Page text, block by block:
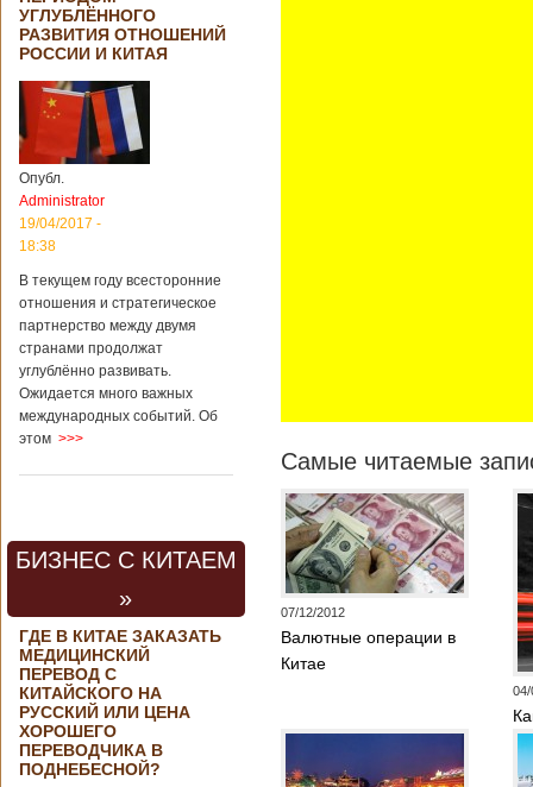
вертолет
В ближайшее
время между
Китаем и Россией
планируется
подписание
контракта на
разработку
вертолета. Такое
заявление сделала
региональной
политике и
международному
сотрудничеству
государственной
корпорации
Кладов
аэрокосмической
выставки Aero
Бангалоре в
Индии. Контракт
между Китаем и
Россией на
разработку,
Подробнее...
Опубликовано
21/02/2019 - 22:26
В Китае найден
древний
УГЛУБЛЁННОГО
РАЗВИТИЯ ОТНОШЕНИЙ
РОССИИ И КИТАЯ
Опубл.
Administrator
19/04/2017 -
18:38
В текущем году всесторонние
отношения и стратегическое
партнерство между двумя
странами продолжат
углублённо развивать.
Ожидается много важных
международных событий. Об
этом >>>
БИЗНЕС С КИТАЕМ
»
ГДЕ В КИТАЕ ЗАКАЗАТЬ
МЕДИЦИНСКИЙ
ПЕРЕВОД С
КИТАЙСКОГО НА
РУССКИЙ ИЛИ ЦЕНА
ХОРОШЕГО
ПЕРЕВОДЧИКА В
ПОДНЕБЕСНОЙ?
Самые читаемые
07/12/2012
Валютные операции в
Китае
04/